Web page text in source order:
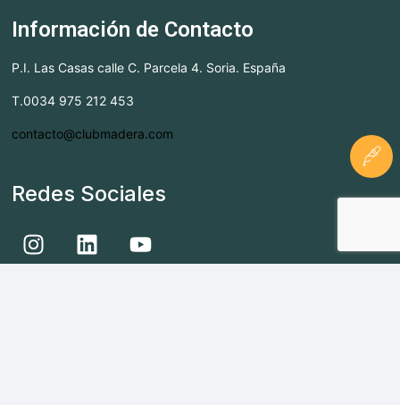
Información de Contacto
P.I. Las Casas calle C. Parcela 4. Soria. España
T.0034 975 212 453
contacto@clubmadera.com
Redes Sociales